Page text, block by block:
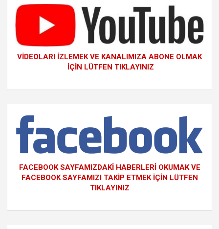
VİDEOLARI İZLEMEK VE KANALIMIZA ABONE OLMAK
İÇİN LÜTFEN TIKLAYINIZ
FACEBOOK SAYFAMIZDAKİ HABERLERİ OKUMAK VE
FACEBOOK SAYFAMIZI TAKİP ETMEK İÇİN LÜTFEN
TIKLAYINIZ